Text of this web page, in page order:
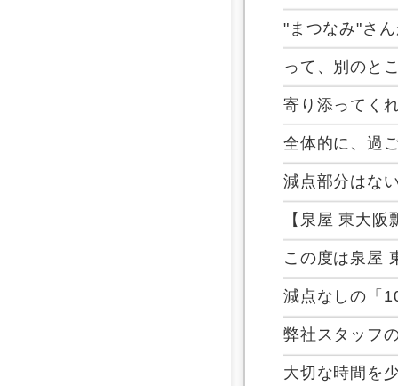
"まつなみ"さ
って、別のと
寄り添ってく
全体的に、過
減点部分はな
【泉屋 東大
この度は泉屋
減点なしの「
弊社スタッフ
大切な時間を